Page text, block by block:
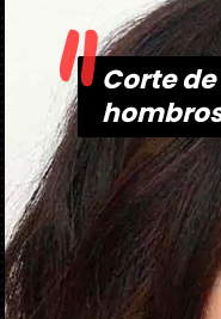
Corte
Corte
"